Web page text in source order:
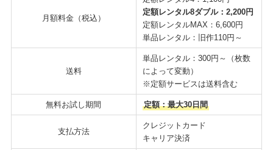
月額料金（税込）
定額レンタル8ダブル：2,200円
定額レンタルMAX：6,600円
単品レンタル：旧作110円～
送料
単品レンタル：300円～（枚数
によって変動）
※定額サービスは送料含む
無料お試し期間 定額：最大30日間
支払方法
クレジットカード
キャリア決済